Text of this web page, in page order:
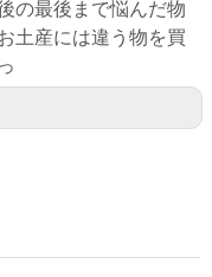
の最後まで悩んだ物
土産には違う物を買